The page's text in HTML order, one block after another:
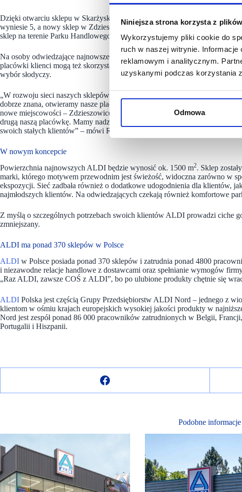
Niniejsza strona korzysta z
Wykorzystujemy pliki cookie do
ruch w naszej witrynie.
reklamowym i analitycznym.
uzyskanymi podczas korzystania
Odmowa
Dzięki otwarciu sklepu w Skarżysku-Kamiennej przy al. Niepodległości
wyniesie 5, a nowy sklep w Zdzieszowicach pozwoli osiągnąć poziom 13
sklep na terenie Parku Handlowego S1 „Radzyń Podlaski” zapewni liczbę
Na osoby odwiedzające najnowsze sklepy czekają atrakcyjne promocje na
placówki klienci mogą też skorzystać z degustacji asortymentu
wybór słodyczy.
„W rozwoju sieci naszych sklepów skupiamy się nie tylko na wzmacnianiu
dobrze znana, otwieramy nasze placówki również w całkowicie nowych
nowe miejscowości – Zdzieszowice oraz Radzyń Podlaski, w Skarżysku-
drugą naszą placówkę. Mamy nadzieję, że spotkają się one z ciepłym
swoich stałych klientów” – mówi Rafał Tomaszewski, Kierownik Sprzedaży
W nowym koncepcie
Powierzchnia najnowszych ALDI będzie wynosić ok. 1500 m2. Sklep
marki, którego motywem przewodnim jest świeżość, widoczna zarówno w
ekspozycji. Sieć zadbała również o dodatkowe udogodnienia dla klientów,
najmłodszych klientów. Na odwiedzających czekają również komfortowe
Z myślą o szczególnych potrzebach swoich klientów ALDI prowadzi ciche
zmniejszany.
ALDI ma ponad 370 sklepów w Polsce
ALDI w Polsce posiada ponad 370 sklepów i zatrudnia ponad 4800
i niezawodne relacje handlowe z dostawcami oraz spełnianie wymogów
„Raz ALDI, zawsze COŚ z ALDI”, bo po ulubione produkty chętnie się
ALDI Polska jest częścią Grupy Przedsiębiorstw ALDI Nord – jednego z
klientom w ośmiu krajach europejskich wysokiej jakości produkty w
Nord jest zespół ponad 86 000 pracowników zatrudnionych w Belgii,
Portugalii i Hiszpanii.
Podobne informacje